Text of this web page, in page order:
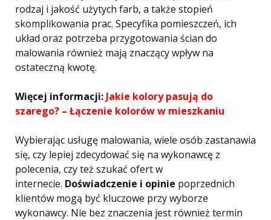
rodzaj i jakość użytych farb, a także stopień
skomplikowania prac. Specyfika pomieszczeń, ich
układ oraz potrzeba przygotowania ścian do
malowania również mają znaczący wpływ na
ostateczną kwotę.
Więcej informacji: Jakie kolory pasują do
szarego? – Łączenie kolorów w mieszkaniu
Wybierając usługę malowania, wiele osób zastanawia
się, czy lepiej zdecydować się na wykonawcę z
polecenia, czy też szukać ofert w
internecie. Doświadczenie i opinie poprzednich
klientów mogą być kluczowe przy wyborze
wykonawcy. Nie bez znaczenia jest również termin